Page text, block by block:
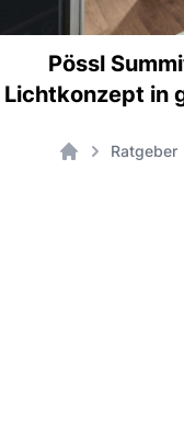
Pössl
Lichtkonzept in
Ratgeber